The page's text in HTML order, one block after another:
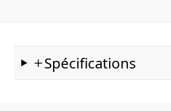
Spécifications